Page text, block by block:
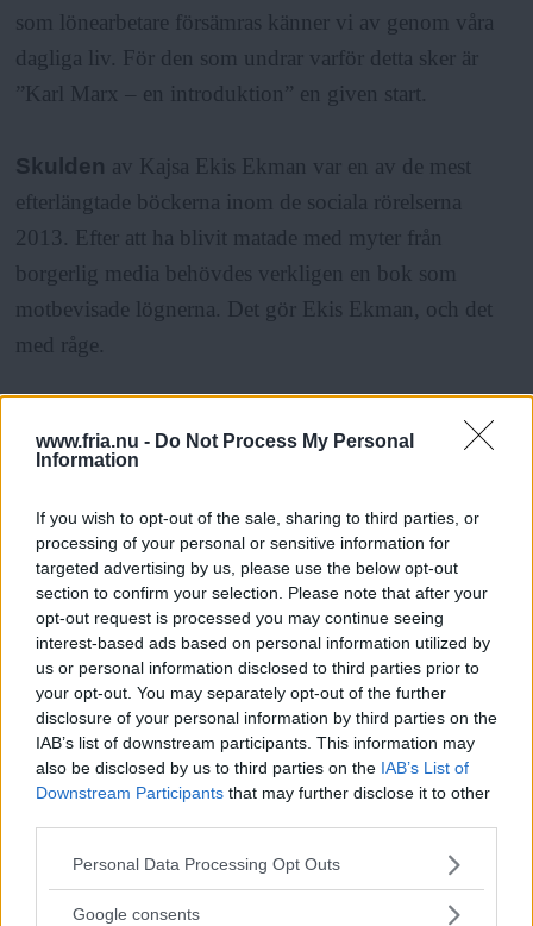
www.fria.nu - Do Not Process My Personal
Information
If you wish to opt-out of the sale, sharing to third parties, or
processing of your personal or sensitive information for
targeted advertising by us, please use the below opt-out
section to confirm your selection. Please note that after your
opt-out request is processed you may continue seeing
interest-based ads based on personal information utilized by
us or personal information disclosed to third parties prior to
your opt-out. You may separately opt-out of the further
disclosure of your personal information by third parties on the
IAB’s list of downstream participants. This information may
also be disclosed by us to third parties on the IAB’s List of
Downstream Participants that may further disclose it to other
Please note that this website/app uses one or more Google
not limited to your visit or usage behaviour. You may click to
Personal Data Processing Opt Outs
Google consents
Läs Frias efterträdare!
Syreär Sveriges enda gröna dagstidning som
finns både digitalt och i tryck.
som lönearbetare försämras känner vi av genom våra
dagliga liv. För den som undrar varför detta sker är
”Karl Marx – en introduktion” en given start.
Skulden av Kajsa Ekis Ekman var en av de mest
efterlängtade böckerna inom de sociala rörelserna
2013. Efter att ha blivit matade med myter från
borgerlig media behövdes verkligen en bok som
motbevisade lögnerna. Det gör Ekis Ekman, och det
med råge.
Boken skrevs mellan 2011 och 2013 och vi får med
följa utvecklingen i det grekiska samhället.
Ekis Ekman tar oss med hem till vanliga greker där vi
får följa deras hopp och missmod mellan
demonstrationer och kravaller. Från den starkaste
revolutionära hoppfylldheten till den mörkaste
uppgivenheten. Samtidigt beskriver hon hur trojkan
(IMF, EU, EMU) på olika sätt har hotat den grekiska
staten och det grekiska folket att tvingas gå med på
sparprogrammen. Ekis Ekman lyckas på ett
oss om sambanden mellan kraschen på den
amerikanska bostadsmarknaden 2018 och Greklands